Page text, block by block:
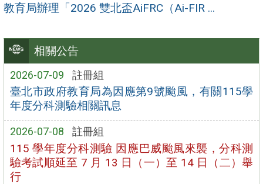
相關公告
2026-07-09 註冊組
臺北市政府教育局為因應第9號颱風，有關115學
年度分科測驗相關訊息
2026-07-08 註冊組
115 學年度分科測驗 因應巴威颱風來襲，分科測
驗考試順延至 7 月 13 日（一）至 14 日（二）舉
行
教育局辦理「2026 雙北盃AiFRC（Ai-FIR ...